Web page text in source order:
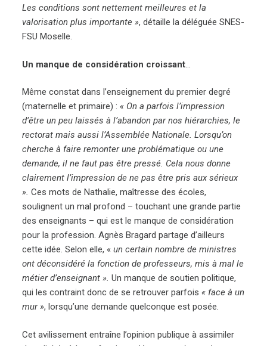
Les conditions sont nettement meilleures et la
valorisation plus importante », détaille la déléguée SNES-
FSU Moselle.
Un manque de considération croissant…
Même constat dans l’enseignement du premier degré
(maternelle et primaire) :« On a parfois l’impression
d’être un peu laissés à l’abandon par nos hiérarchies, le
rectorat mais aussi l’Assemblée Nationale. Lorsqu’on
cherche à faire remonter une problématique ou une
demande, il ne faut pas être pressé. Cela nous donne
clairement l’impression de ne pas être pris aux sérieux
».Ces mots de Nathalie, maîtresse des écoles,
soulignent un mal profond – touchant une grande partie
des enseignants – qui est le manque de considération
pour la profession. Agnès Bragard partage d’ailleurs
cette idée. Selon elle, «un certain nombre de ministres
ont déconsidéré la fonction de professeurs, mis à mal le
métier d’enseignant ».Un manque de soutien politique,
qui les contraint donc de se retrouver parfois« face à un
mur », lorsqu’une demande quelconque est posée.
Cet avilissement entraîne l’opinion publique à assimiler